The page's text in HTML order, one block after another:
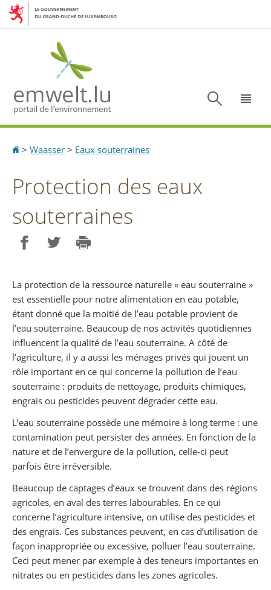
Aller
Aller
Accueil
> Waasser > Eaux souterraines
Protection des eaux
souterraines
La protection de la ressource naturelle « eau souterraine »
est essentielle pour notre alimentation en eau potable,
étant donné que la moitié de l’eau potable provient de
l’eau souterraine. Beaucoup de nos activités quotidiennes
influencent la qualité de l’eau souterraine. A côté de
l’agriculture, il y a aussi les ménages privés qui jouent un
rôle important en ce qui concerne la pollution de l’eau
souterraine : produits de nettoyage, produits chimiques,
engrais ou pesticides peuvent dégrader cette eau.
L’eau souterraine possède une mémoire à long terme : une
contamination peut persister des années. En fonction de la
nature et de l’envergure de la pollution, celle-ci peut
parfois être irréversible.
Beaucoup de captages d’eaux se trouvent dans des régions
agricoles, en aval des terres labourables. En ce qui
concerne l’agriculture intensive, on utilise des pesticides et
des engrais. Ces substances peuvent, en cas d’utilisation de
façon inappropriée ou excessive, polluer l’eau souterraine.
Ceci peut mener par exemple à des teneurs importantes en
nitrates ou en pesticides dans les zones agricoles.